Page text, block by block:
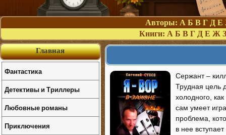
Авторы: А Б В Г Д Е
Книги: А Б В Г Д Е Ж З
Сержант –
Трудная цель
холодного,
сам умеет
проблема,
в нее
Главная
Фантастика
Детективы и Триллеры
Любовные романы
Приключения